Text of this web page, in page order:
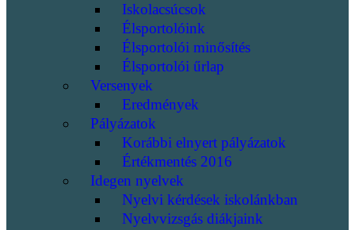
Iskolacsúcsok
Élsportolóink
Élsportolói minősítés
Élsportolói űrlap
Versenyek
Eredmények
Pályázatok
Korábbi elnyert pályázatok
Értékmentés 2016
Idegen nyelvek
Nyelvi kérdések iskolánkban
Nyelvvizsgás diákjaink